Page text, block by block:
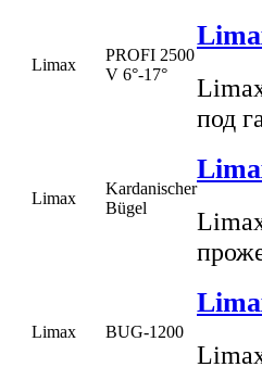
Limax
PROFI 2500
V 6°-17°
под
Limax
Kardanischer
Bügel
Limax BUG-1200